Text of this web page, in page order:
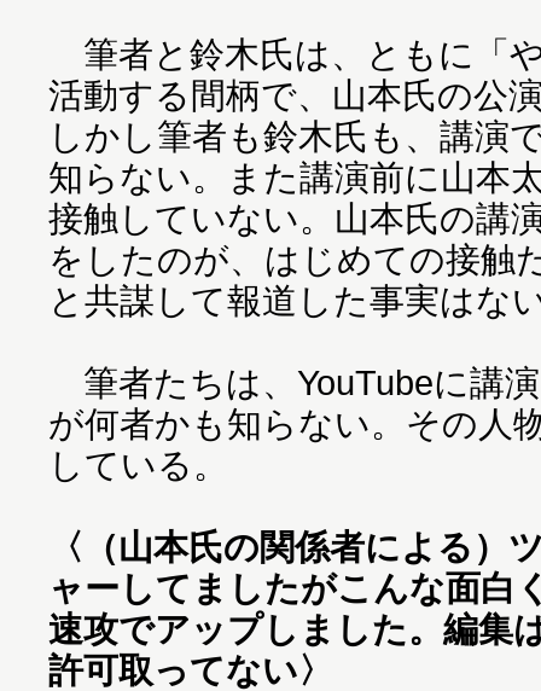
筆者と鈴木氏は、ともに「
活動する間柄で、山本氏の公
しかし筆者も鈴木氏も、講演
知らない。また講演前に山本
接触していない。山本氏の講
をしたのが、はじめての接触
と共謀して報道した事実はな
筆者たちは、YouTubeに講
が何者かも知らない。その人
している。
〈（山本氏の関係者による）
ャーしてましたがこんな面白
速攻でアップしました。編集
許可取ってない〉